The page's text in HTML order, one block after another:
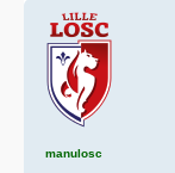
manulosc